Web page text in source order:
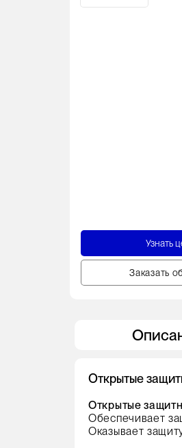
Узнать
Заказать
Открытые
Открытые
Обеспечивает
Оказывает